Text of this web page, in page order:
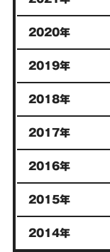
2020年
2019年
2018年
2017年
2016年
2015年
2014年